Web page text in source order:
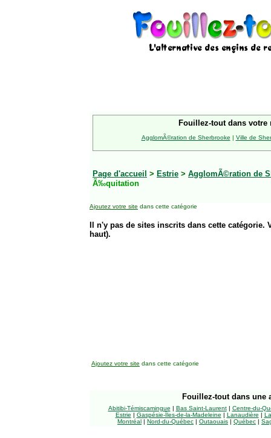
Fouillez-tout dans votre
AgglomÃ©ration de Sherbrooke | Ville de
Page d'accueil > Estrie > AgglomÃ©ration de
Ã‰quitation
Ajoutez votre site dans cette catégorie
Il n'y pas de sites inscrits dans cette
haut).
Ajoutez votre site dans cette catégorie
Fouillez-tout dans une
Abitibi-Témiscamingue | Bas Saint-Laurent| Centre-du-
Estrie | Gaspésie-Îles-de-la-Madeleine | Lanaudière |
Montréal | Nord-du-Québec | Outaouais | Québec |